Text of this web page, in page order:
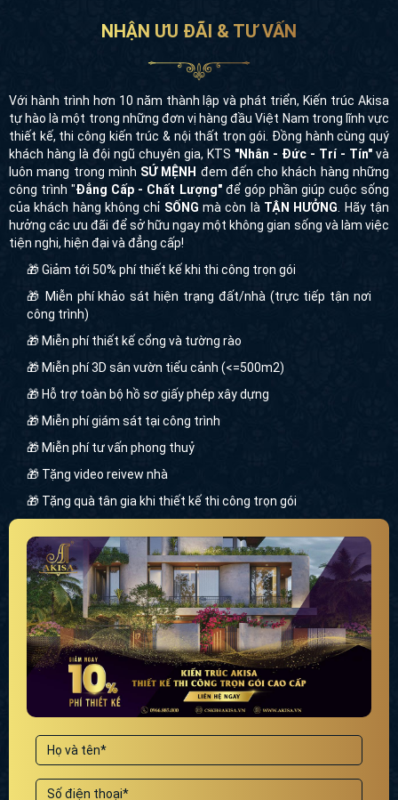
NHẬN ƯU ĐÃI & TƯ VẤN
Với hành trình hơn 10 năm thành lập và phát triển, Kiến trúc Akisa
tự hào là một trong những đơn vị hàng đầu Việt Nam trong lĩnh vực
thiết kế, thi công kiến trúc & nội thất trọn gói. Đồng hành cùng quý
khách hàng là đội ngũ chuyên gia, KTS "Nhân - Đức - Trí - Tín" và
luôn mang trong mình SỨ MỆNH đem đến cho khách hàng những
công trình "Đẳng Cấp - Chất Lượng"để góp phần giúp cuộc sống
của khách hàng không chỉ SỐNG mà còn là TẬN HƯỞNG . Hãy tận
hưởng các ưu đãi để sở hữu ngay một không gian sống và làm việc
tiện nghi, hiện đại và đẳng cấp!
🎁 Giảm tới 50% phí thiết kế khi thi công trọn gói
🎁 Miễn phí khảo sát hiện trạng đất/nhà (trực tiếp tận nơi
công trình)
🎁 Miễn phí thiết kế cổng và tường rào
🎁 Miễn phí 3D sân vườn tiểu cảnh (<=500m2)
🎁 Hỗ trợ toàn bộ hồ sơ giấy phép xây dựng
🎁 Miễn phí giám sát tại công trình
🎁 Miễn phí tư vấn phong thuỷ
🎁 Tặng video reivew nhà
🎁 Tặng quà tân gia khi thiết kế thi công trọn gói